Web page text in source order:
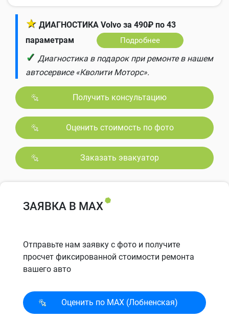
★ ДИАГНОСТИКА Volvo за 490₽ по 43
параметрам
Подробнее
✓ Диагностика в подарок при ремонте в нашем
автосервисе «Кволити Моторс».
Получить консультацию
Оценить стоимость по фото
Заказать эвакуатор
ЗАЯВКА В MAX
Отправьте нам заявку с фото и получите
просчет фиксированной стоимости ремонта
вашего авто
Оценить по MAX (Лобненская)